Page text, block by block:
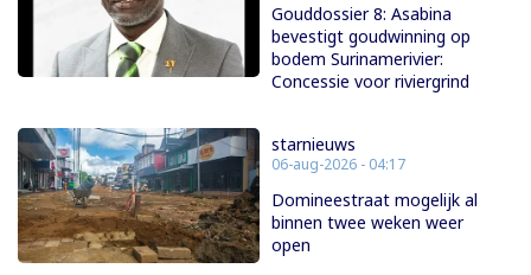
Gouddossier 8: Asabina
bevestigt goudwinning op
bodem Surinamerivier:
Concessie voor riviergrind
starnieuws
06-aug-2026 - 04:17
Domineestraat mogelijk al
binnen twee weken weer
open